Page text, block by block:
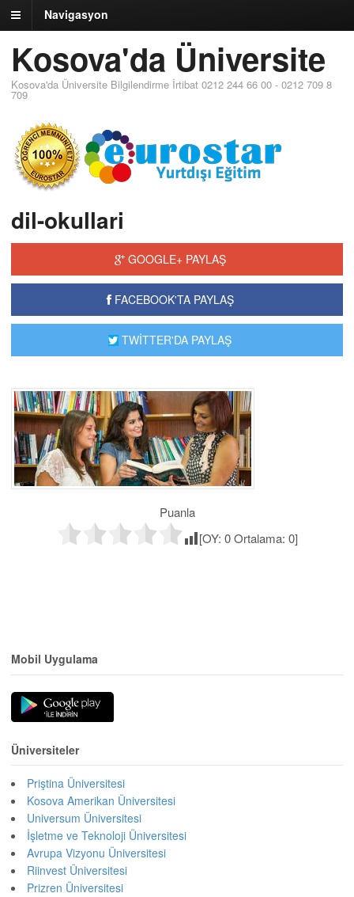
Navigasyon
Kosova'da Üniversite
Kosova'da Üniversite Bilgilendirme İrtibat 0212 244 66 00 - 0212 709 8
709
dil-okullari
GOOGLE+ PAYLAŞ
FACEBOOK'TA PAYLAŞ
TWİTTER'DA PAYLAŞ
Puanla
[OY: 0Ortalama: 0]
Mobil Uygulama
Üniversiteler
Priştina Üniversitesi
Kosova Amerikan Üniversitesi
Universum Üniversitesi
İşletme ve Teknoloji Üniversitesi
Avrupa Vizyonu Üniversitesi
Riinvest Üniversitesi
Prizren Üniversitesi